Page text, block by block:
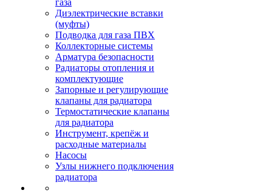
газа
Диэлектрические вставки
(муфты)
Подводка для газа ПВХ
Коллекторные системы
Арматура безопасности
Радиаторы отопления и
комплектующие
Запорные и регулирующие
клапаны для радиатора
Термостатические клапаны
для радиатора
Инструмент, крепёж и
расходные материалы
Насосы
Узлы нижнего подключения
радиатора